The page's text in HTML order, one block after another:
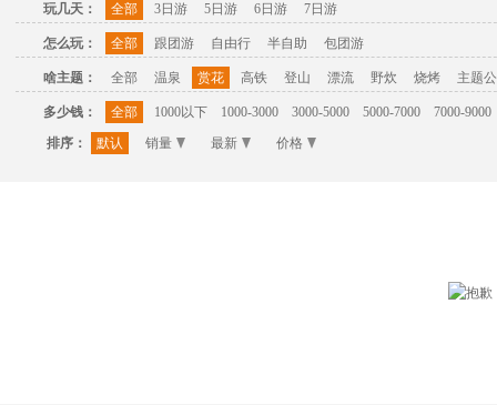
玩几天： 全部 3日游 5日游 6日游 7日游
怎么玩： 全部 跟团游 自由行 半自助 包团游
啥主题： 全部 温泉 赏花 高铁 登山 漂流 野炊 烧烤 主题
多少钱： 全部 1000以下 1000-3000 3000-5000 5000-7000
7000-9000
排序：
默认 销量 最新 价格